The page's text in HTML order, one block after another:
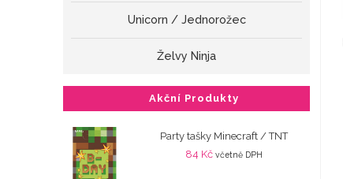
Unicorn / Jednorožec
Želvy Ninja
Akční Produkty
Party tašky Minecraft / TNT
84 Kč včetně DPH